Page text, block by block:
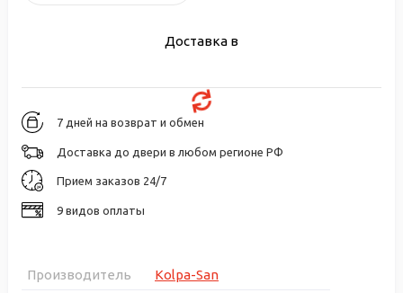
Доставка в
7 дней на возврат и обмен
Доставка до двери в любом регионе РФ
Прием заказов 24/7
9 видов оплаты
Производитель
Kolpa-San